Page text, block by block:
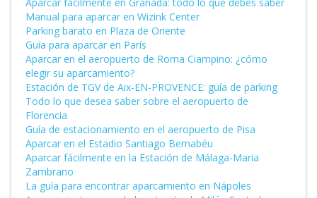
Manual para aparcar en Wizink Center
Parking barato en Plaza de Oriente
Guía para aparcar en París
Aparcar en el aeropuerto de Roma Ciampino: ¿cómo
elegir su aparcamiento?
Estación de TGV de Aix-EN-PROVENCE: guía de parking
Todo lo que desea saber sobre el aeropuerto de
Florencia
Guía de estacionamiento en el aeropuerto de Pisa
Aparcar en el Estadio Santiago Bernabéu
Aparcar fácilmente en la Estación de Málaga-Maria
Zambrano
La guía para encontrar aparcamiento en Nápoles